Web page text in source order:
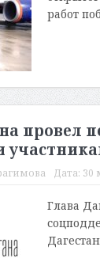
работ
провел
Дата: 30
Глава